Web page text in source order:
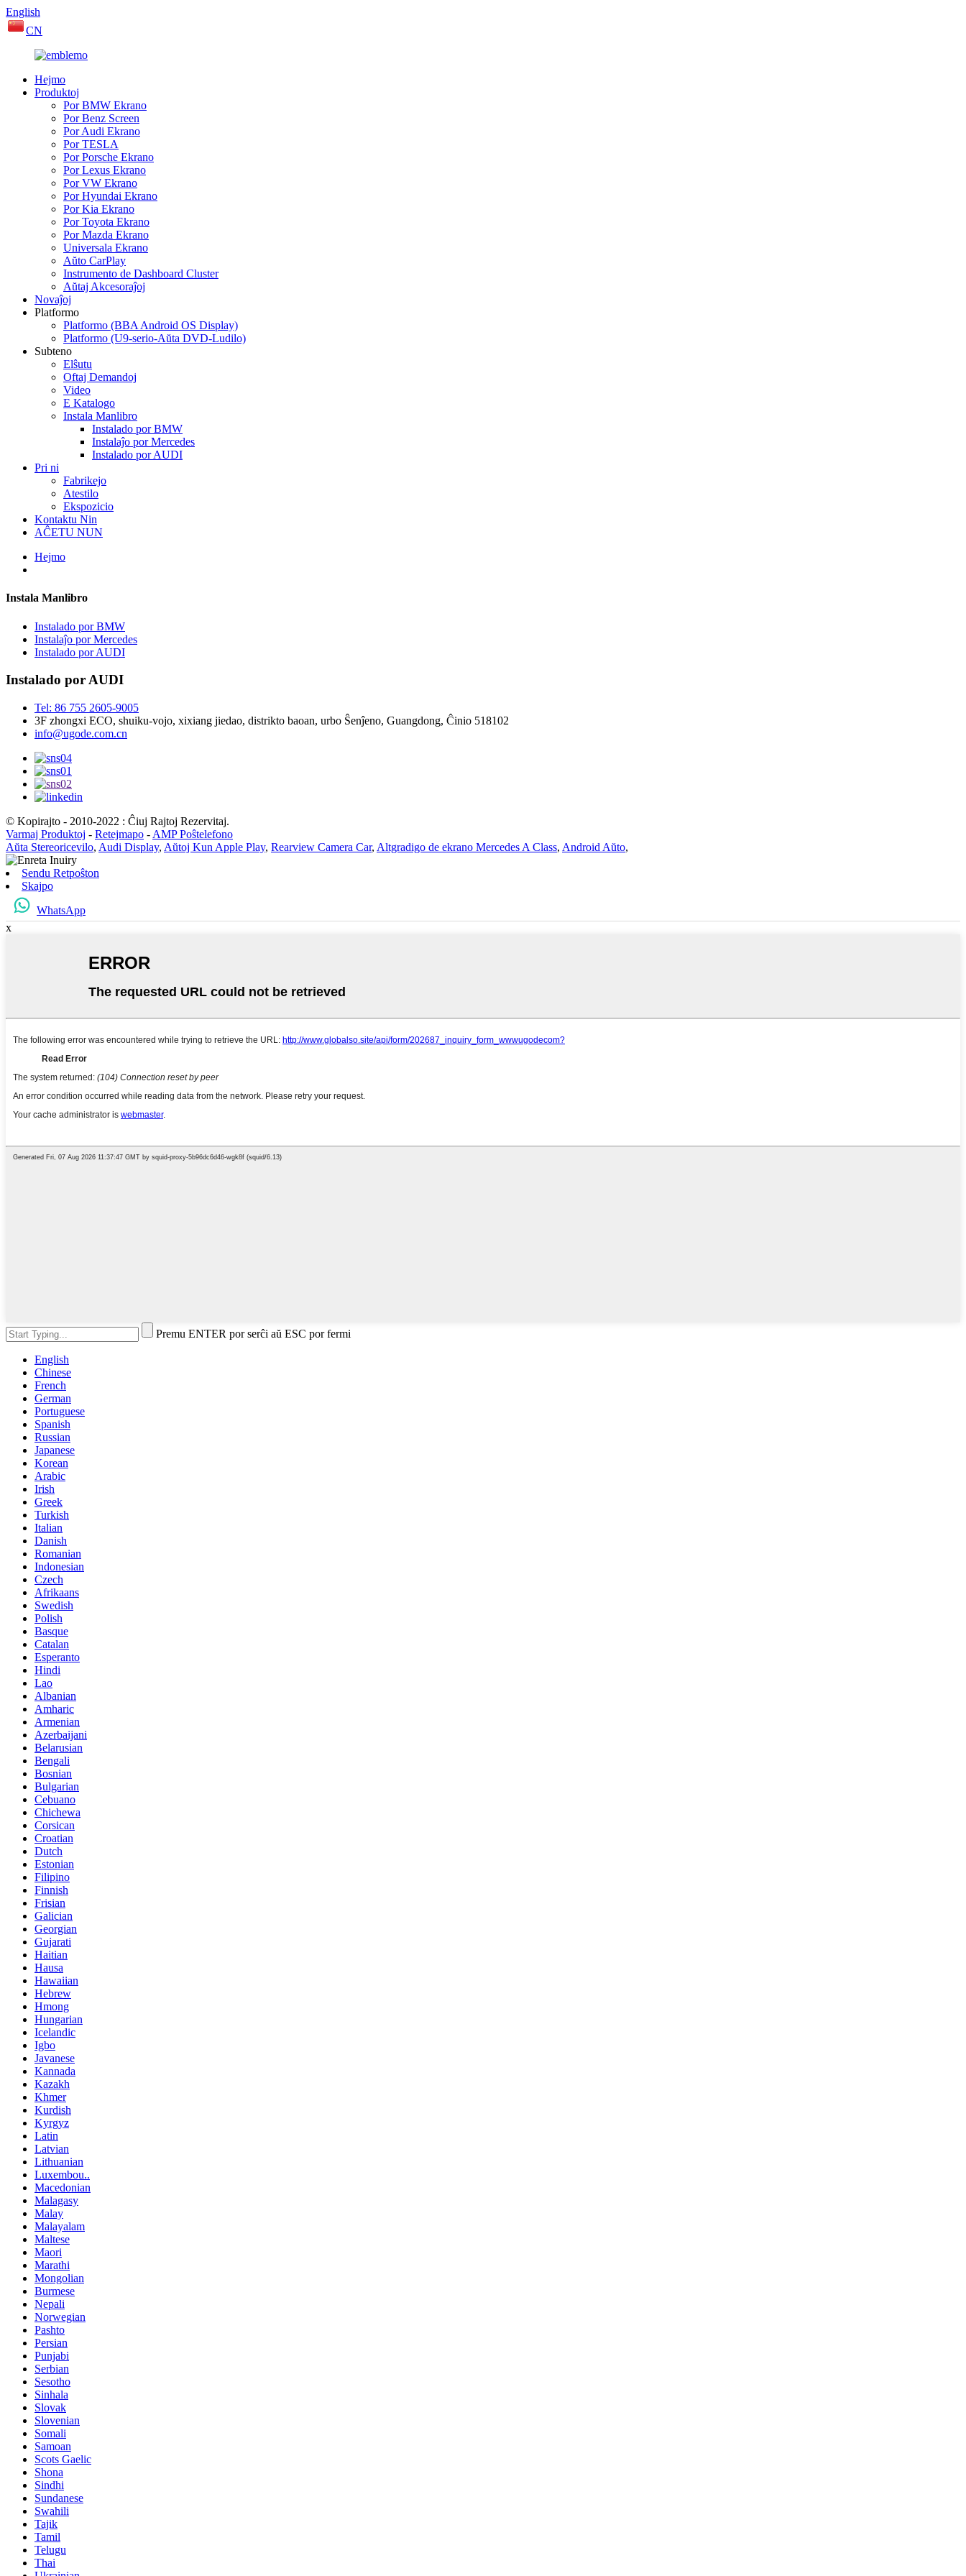
English
CN
Hejmo
Produktoj
Por BMW Ekrano
Por Benz Screen
Por Audi Ekrano
Por TESLA
Por Porsche Ekrano
Por Lexus Ekrano
Por VW Ekrano
Por Hyundai Ekrano
Por Kia Ekrano
Por Toyota Ekrano
Por Mazda Ekrano
Universala Ekrano
Aŭto CarPlay
Instrumento de Dashboard Cluster
Aŭtaj ​​Akcesoraĵoj
Novaĵoj
Platformo
Platformo (BBA Android OS Display)
Platformo (U9-serio-Aŭta DVD-Ludilo)
Subteno
Elŝutu
Oftaj Demandoj
Video
E Katalogo
Instala Manlibro
Instalado por BMW
Instalaĵo por Mercedes
Instalado por AUDI
Pri ni
Fabrikejo
Atestilo
Ekspozicio
Kontaktu Nin
AĈETU NUN
Hejmo
Instala Manlibro
Instalado por BMW
Instalaĵo por Mercedes
Instalado por AUDI
Instalado por AUDI
Tel: 86 755 2605-9005
3F zhongxi ECO, shuiku-vojo, xixiang jiedao, distrikto baoan, urbo Ŝenĵeno, Guangdong, Ĉinio 518102
info@ugode.com.cn
© Kopirajto - 2010-2022 : Ĉiuj Rajtoj Rezervitaj.
Varmaj Produktoj - Retejmapo - AMP Poŝtelefono
Aŭta Stereoricevilo, Audi Display, Aŭtoj Kun Apple Play, Rearview Camera Car, Altgradigo de ekrano Mercedes A Class, Android Aŭto,
Sendu Retpoŝton
Skajpo
WhatsApp
x
Premu ENTER por serĉi aŭ ESC por fermi
English
Chinese
French
German
Portuguese
Spanish
Russian
Japanese
Korean
Arabic
Irish
Greek
Turkish
Italian
Danish
Romanian
Indonesian
Czech
Afrikaans
Swedish
Polish
Basque
Catalan
Esperanto
Hindi
Lao
Albanian
Amharic
Armenian
Azerbaijani
Belarusian
Bengali
Bosnian
Bulgarian
Cebuano
Chichewa
Corsican
Croatian
Dutch
Estonian
Filipino
Finnish
Frisian
Galician
Georgian
Gujarati
Haitian
Hausa
Hawaiian
Hebrew
Hmong
Hungarian
Icelandic
Igbo
Javanese
Kannada
Kazakh
Khmer
Kurdish
Kyrgyz
Latin
Latvian
Lithuanian
Luxembou..
Macedonian
Malagasy
Malay
Malayalam
Maltese
Maori
Marathi
Mongolian
Burmese
Nepali
Norwegian
Pashto
Persian
Punjabi
Serbian
Sesotho
Sinhala
Slovak
Slovenian
Somali
Samoan
Scots Gaelic
Shona
Sindhi
Sundanese
Swahili
Tajik
Tamil
Telugu
Thai